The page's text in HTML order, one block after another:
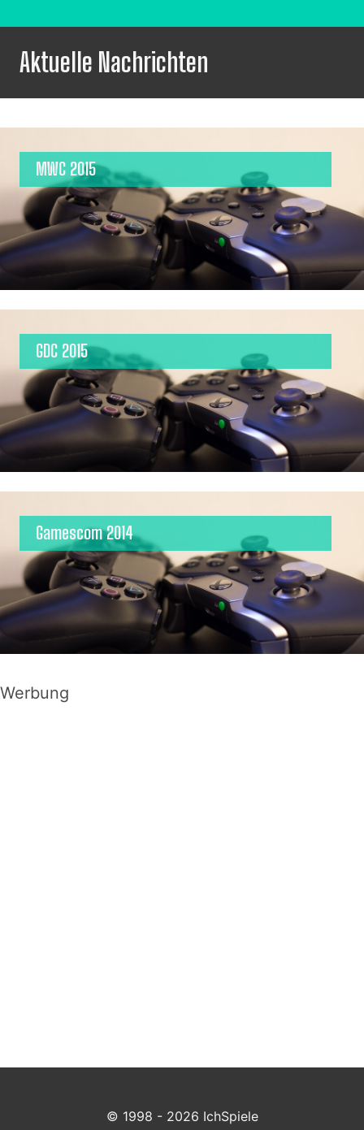
Aktuelle Nachrichten
MWC 2015
GDC 2015
Gamescom 2014
Werbung
© 1998 - 2026 IchSpiele